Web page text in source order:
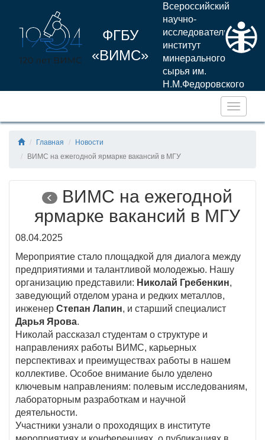
ФГБУ
«ВИМС»
Всероссийский
научно-
исследовательский
институт
минерального
сырья им.
Н.М.Федоровского
Главная
Новости
ВИМС на ежегодной ярмарке вакансий в МГУ
ВИМС на ежегодной
ярмарке вакансий в МГУ
08.04.2025
Мероприятие стало площадкой для диалога между
предприятиями и талантливой молодежью. Нашу
организацию представили: Николай Гребенкин,
заведующий отделом урана и редких металлов,
инженер Степан Лапин, и старший специалист
Дарья Ярова.
Николай рассказал студентам о структуре и
направлениях работы ВИМС, карьерных
перспективах и преимуществах работы в нашем
коллективе. Особое внимание было уделено
ключевым направлениям: полевым исследованиям,
лабораторным разработкам и научной
деятельности.
Участники узнали о проходящих в институте